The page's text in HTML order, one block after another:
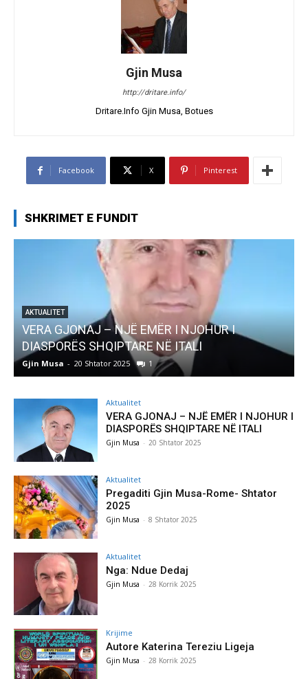
Gjin Musa
http://dritare.info/
Dritare.Info Gjin Musa, Botues
Facebook X Pinterest
SHKRIMET E FUNDIT
I NJOHUR I
NË ITALI
AKTUALITET
Pregaditi Gjin Musa-Rome-
Gjin Musa
Aktualitet
VERA GJONAJ – NJË EMËR I NJOHUR I
DIASPORËS SHQIPTARE NË ITALI
Gjin Musa - 20 Shtator 2025
Aktualitet
Pregaditi Gjin Musa-Rome- Shtator
2025
Gjin Musa - 8 Shtator 2025
Aktualitet
Nga: Ndue Dedaj
Gjin Musa - 28 Korrik 2025
Krijime
Autore Katerina Tereziu Ligeja
Gjin Musa - 28 Korrik 2025